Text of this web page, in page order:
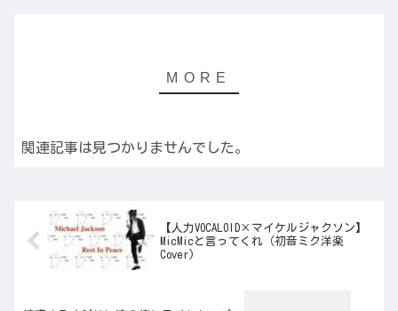
関連記事は見つかりませんでした。
【人力VOCALOID×マイケルジャクソン】
MicMicと言ってくれ（初音ミク洋楽
Cover)